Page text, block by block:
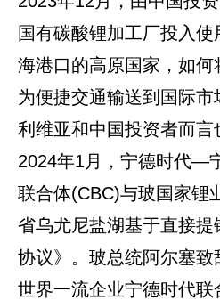
国有碳酸锂加工厂投入使
海港口的高原国家，如
为便捷交通输送到国际
利维亚和中国投资者而言
2024年1月，宁德时代—
联合体(CBC)与玻国家锂
省乌尤尼盐湖基于直接
协议》。玻总统阿尔塞
世界一流企业宁德时代